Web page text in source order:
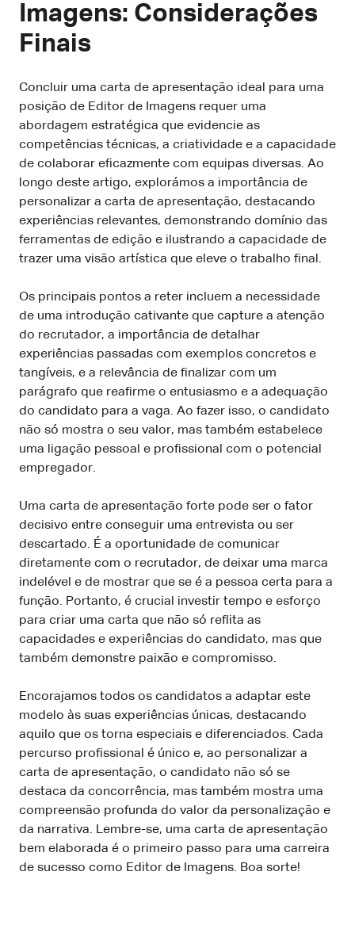
Imagens: Considerações
Finais
Concluir uma carta de apresentação ideal para uma
posição de Editor de Imagens requer uma
abordagem estratégica que evidencie as
competências técnicas, a criatividade e a capacidade
de colaborar eficazmente com equipas diversas. Ao
longo deste artigo, explorámos a importância de
personalizar a carta de apresentação, destacando
experiências relevantes, demonstrando domínio das
ferramentas de edição e ilustrando a capacidade de
trazer uma visão artística que eleve o trabalho final.
Os principais pontos a reter incluem a necessidade
de uma introdução cativante que capture a atenção
do recrutador, a importância de detalhar
experiências passadas com exemplos concretos e
tangíveis, e a relevância de finalizar com um
parágrafo que reafirme o entusiasmo e a adequação
do candidato para a vaga. Ao fazer isso, o candidato
não só mostra o seu valor, mas também estabelece
uma ligação pessoal e profissional com o potencial
empregador.
Uma carta de apresentação forte pode ser o fator
decisivo entre conseguir uma entrevista ou ser
descartado. É a oportunidade de comunicar
diretamente com o recrutador, de deixar uma marca
indelével e de mostrar que se é a pessoa certa para a
função. Portanto, é crucial investir tempo e esforço
para criar uma carta que não só reflita as
capacidades e experiências do candidato, mas que
também demonstre paixão e compromisso.
Encorajamos todos os candidatos a adaptar este
modelo às suas experiências únicas, destacando
aquilo que os torna especiais e diferenciados. Cada
percurso profissional é único e, ao personalizar a
carta de apresentação, o candidato não só se
destaca da concorrência, mas também mostra uma
compreensão profunda do valor da personalização e
da narrativa. Lembre-se, uma carta de apresentação
bem elaborada é o primeiro passo para uma carreira
de sucesso como Editor de Imagens. Boa sorte!